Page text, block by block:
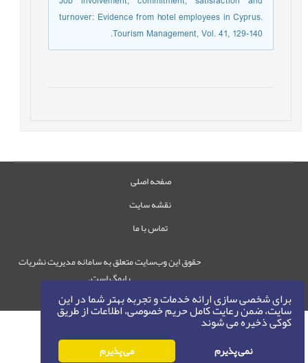
برای شخصی سازی ارائه خدمات و تجربه بهتر شما در این
سایت، ضمن رعایت کامل حریم خصوصی، اطلاعات از طریق
کوکی ذخیره می شوند
نمی پذیرم می پذیرم
turnover: Evidence from hotel employees in Cyprus.
Tourism Management, Vol. 41, 129-140.
صفحه اصلی
نقشه سایت
تماس با ما
حقوق این وب‌سایت متعلق به سامانه مدیریت نشریات
رایمگ است.
حق نشر